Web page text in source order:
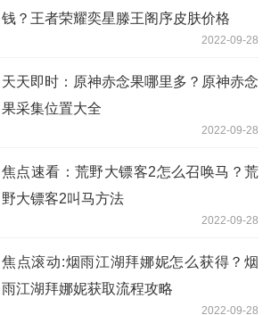
钱？王者荣耀奕星滕王阁序皮肤价格
2022-09-28
天天即时：原神赤念果哪里多？原神赤念
果采集位置大全
2022-09-28
焦点速看：荒野大镖客2怎么召唤马？荒
野大镖客2叫马方法
2022-09-28
焦点滚动:烟雨江湖拜娜妮怎么获得？烟
雨江湖拜娜妮获取流程攻略
2022-09-28